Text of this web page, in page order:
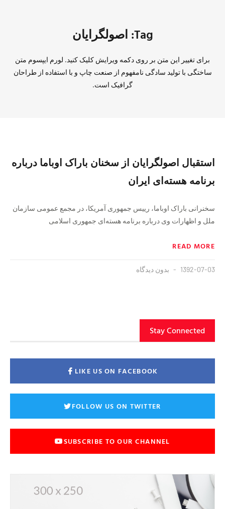
Tag: اصولگرايان
برای تغییر این متن بر روی دکمه ویرایش کلیک کنید. لورم ایپسوم متن
ساختگی با تولید سادگی نامفهوم از صنعت چاپ و با استفاده از طراحان
گرافیک است.
استقبال اصولگرايان از سخنان باراک اوباما درباره
برنامه هسته‌ای ايران
سخنرانی باراک اوباما، رييس جمهوری آمريکا، در مجمع عمومی سازمان
ملل و اظهارات وی درباره برنامه هسته‌ای جمهوری اسلامی
READ MORE
1392-07-03 بدون دیدگاه
Stay Connected
LIKE US ON FACEBOOK
FOLLOW US ON TWITTER
SUBSCRIBE TO OUR CHANNEL